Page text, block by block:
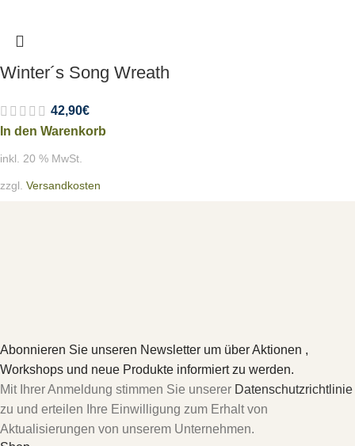
Winter´s Song Wreath
42,90€
In den Warenkorb
inkl. 20 % MwSt.
zzgl. Versandkosten
Abonnieren Sie unseren Newsletter um über Aktionen ,
Workshops und neue Produkte informiert zu werden.
Mit Ihrer Anmeldung stimmen Sie unserer Datenschutzrichtlinie
zu und erteilen Ihre Einwilligung zum Erhalt von
Aktualisierungen von unserem Unternehmen.